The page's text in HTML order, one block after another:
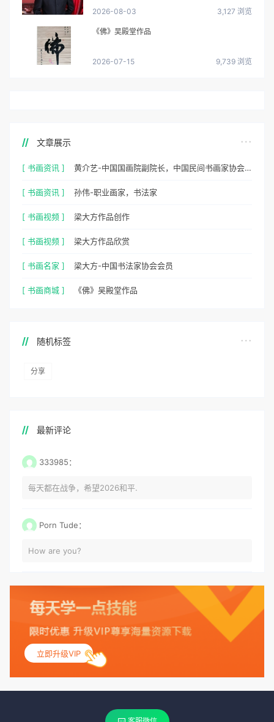
2026-08-03 3,127 浏览
《佛》吴殿堂作品
2026-07-15 9,739 浏览
文章展示
[ 书画资讯 ] 黄介艺-中国国画院副院长，中国民间书画家协会副主席
[ 书画资讯 ] 孙伟-职业画家，书法家
[ 书画视频 ] 梁大方作品创作
[ 书画视频 ] 梁大方作品欣赏
[ 书画名家 ] 梁大方-中国书法家协会会员
[ 书画商城 ] 《佛》吴殿堂作品
随机标签
分享
最新评论
333985：
每天都在战争，希望2026和平.
Porn Tude：
How are you?
立即升级VIP